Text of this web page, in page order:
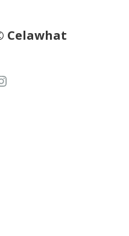
Celawhat